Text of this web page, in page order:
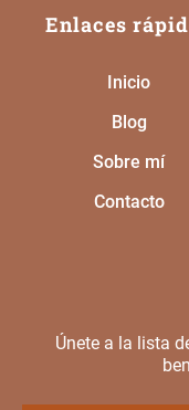
Enlaces
Inicio
Blog
Sobre mí
Contacto
Únete a la lista